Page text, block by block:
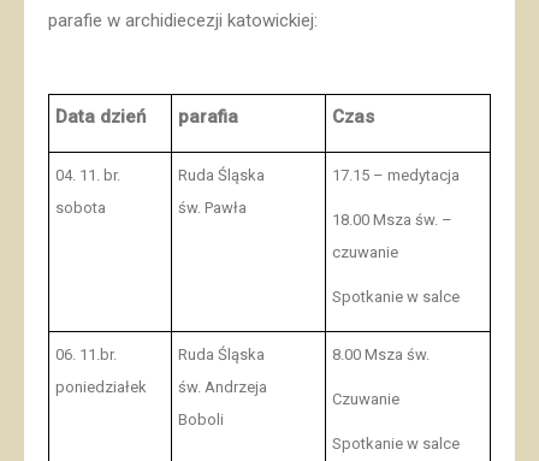
parafie w archidiecezji katowickiej:
Data dzień parafia Czas
04. 11. br.
sobota
Ruda Śląska
św. Pawła
17.15 – medytacja
18.00 Msza św. –
czuwanie
Spotkanie w salce
06. 11.br.
poniedziałek
Ruda Śląska
św. Andrzeja
Boboli
8.00 Msza św.
Czuwanie
Spotkanie w salce